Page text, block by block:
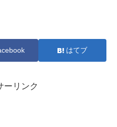
はてブ
ーリンク